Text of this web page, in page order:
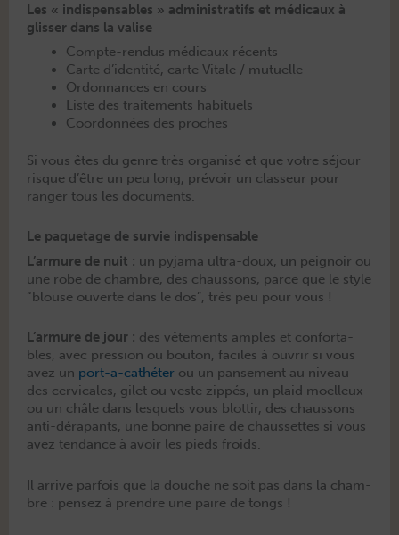
Les « indispensables » administratifs et médicaux à
glisser dans la valise
Compte-ren­dus médi­caux récents
Carte d’identité, carte Vitale / mutuelle
Ordon­nances en cours
Liste des traite­ments habituels
Coor­don­nées des proches
Si vous êtes du genre très organ­isé et que votre séjour
risque d’être un peu long, prévoir un classeur pour
ranger tous les documents.
Le paquetage de survie indispensable
L’ar­mure de nuit : un pyja­ma ultra-doux, un peignoir ou
une robe de cham­bre, des chaus­sons, parce que le style
“blouse ouverte dans le dos”, très peu pour vous !
L’armure de jour : des vête­ments amples et con­fort­a­
bles, avec pres­sion ou bou­ton, faciles à ouvrir si vous
avez un port-a-cathéter ou un panse­ment au niveau
des cer­vi­cales, gilet ou veste zip­pés, un plaid moelleux
ou un châle dans lesquels vous blot­tir, des chaus­sons
anti-déra­pants, une bonne paire de chaus­settes si vous
avez ten­dance à avoir les pieds froids.
Il arrive par­fois que la douche ne soit pas dans la cham­
bre : pensez à pren­dre une paire de tongs !